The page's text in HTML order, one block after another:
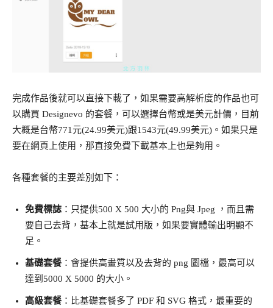
完成作品後就可以直接下載了，如果需要高解析度的作品也可
以購買 Designevo 的套餐，可以選擇台幣或是美元計價，目前
大概是台幣771元(24.99美元)跟1543元(49.99美元)。如果只是
要在網頁上使用，那直接免費下載基本上也是夠用。
各種套餐的主要差別如下：
免費標誌 ：只提供500 X 500 大小的 Png與 Jpeg ，而且需
要自己去背，基本上就是試用版，如果要實體輸出明顯不
足。
基礎套餐：會提供高畫質以及去背的 png 圖檔，最高可以
達到5000 X 5000 的大小。
高級套餐：比基礎套餐多了 PDF 和 SVG 格式，最重要的